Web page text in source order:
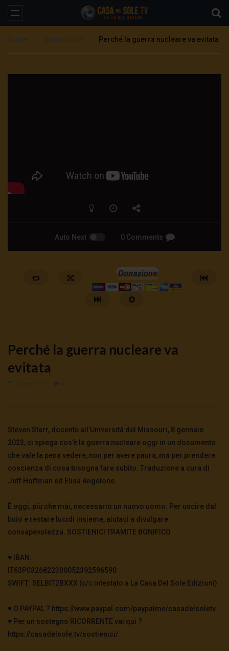
Perché la guerra nucleare va evitata
Auto Next 0 Comments
0
59 0 0
0
280 0
Perché la guerra nucleare va
evitata
Steven Starr, docente all’Università del Missouri, 8 gennaio
2023, ci spiega cos’è la guerra nucleare oggi in un documento
che vale la pena vedere, non per avere paura, ma per prendere
coscienza di cosa bisogna fare subito. Traduzione a cura di
Jeff Hoffman ed Elisa Angelone.
È oggi, più che mai, necessario un nuovo uomo. Per uscire dal
buio e restare lucidi insieme, aiutaci a divulgare
consapevolezza. SOSTIENICI TRAMITE BONIFICO
♥️ IBAN:
IT63P0326822300052392596590
SWIFT: SELBIT2BXXX (c/c intestato a La Casa Del Sole Edizioni)
♥️ O PAYPAL ? https://www.paypal.com/paypalme/casadelsoletv
♥️ Per un sostegno RICORRENTE vai qui ?
https://casadelsole.tv/sostienici/